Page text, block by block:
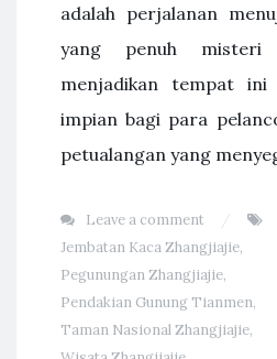
adalah perjalanan
yang penuh misteri
menjadikan tempat ini
impian bagi para
petualangan yang
Leave a comment
Jembatan Kaca Zhangjiajie,
Pegunungan Zhangjiajie,
Pendakian Gunung Tianmen,
Taman Nasional Zhangjiajie,